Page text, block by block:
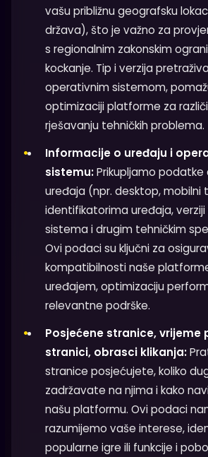
vašu približnu geografsku
država), što je važno za
s regionalnim zakonskim
kockanje. Tip i verzija
operativnim sistemom,
optimizaciji platforme za
rješavanju tehničkih problema.
Informacije o uređaju i
sistemu:Prikupljamo
uređaja (npr. desktop,
identifikatorima uređaja,
sistema i drugim tehničkim
Ovi podaci su ključni za
kompatibilnosti naše
uređajem, optimizaciju
relevantne podrške.
Posjećene stranice, vrijeme
stranici, obrasci klikanja:
stranice posjećujete, koliko
zadržavate na njima i kako
našu platformu. Ovi podaci
razumijemo vaše interese,
popularne igre ili funkcije i